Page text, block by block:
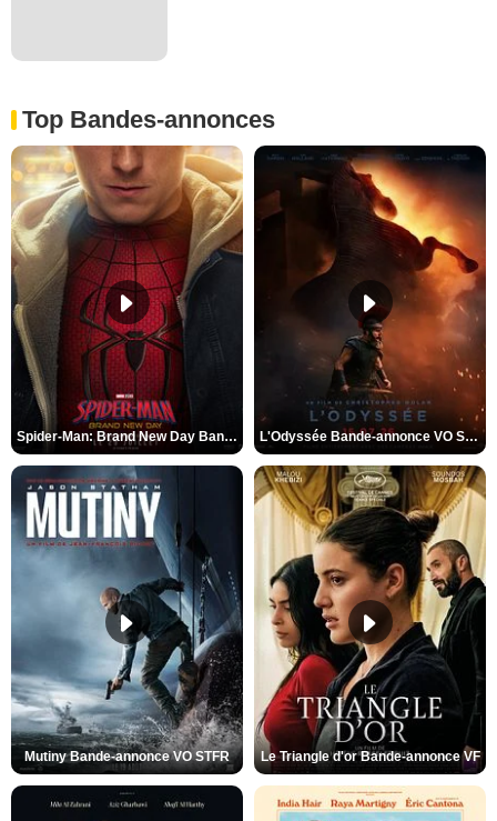
Top Bandes-annonces
Spider-Man: Brand New Day Bande-annonce VO STFR L'Odyssée Bande-annonce VO STFR
Mutiny Bande-annonce VO STFR Le Triangle d'or Bande-annonce VF